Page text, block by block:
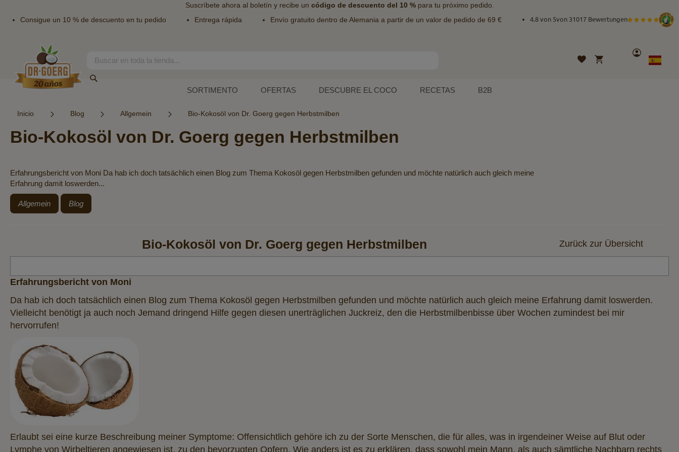
Suscríbete ahora al boletín y recibe un código de descuento del 10 %para tu próximo pedido.
Consigue un 10 % de descuento en tu pedido
Entrega rápida Envío gratuito dentro de Alemania a partir de un valor de pedido de 69 € 4.8 von 5von 31017 Bewertungen
contenido
Search
Lista
Mi cesta
Cuenta
Lenguaje
Spanish
SORTIMENTO OFERTAS DESCUBRE EL COCO RECETAS B2B
Inicio Blog Allgemein Bio-Kokosöl von Dr. Goerg gegen Herbstmilben
Bio-Kokosöl von Dr. Goerg gegen Herbstmilben
Erfahrungsbericht von Moni Da hab ich doch tatsächlich einen Blog zum Thema Kokosöl gegen Herbstmilben gefunden und möchte natürlich auch gleich meine
Erfahrung damit loswerden...
Allgemein Blog
Bio-Kokosöl von Dr. Goerg gegen Herbstmilben Zurück zur Übersicht
Erfahrungsbericht von Moni
Da hab ich doch tatsächlich einen Blog zum Thema Kokosöl gegen Herbstmilben gefunden und möchte natürlich auch gleich meine Erfahrung damit loswerden.
Vielleicht benötigt ja auch noch Jemand dringend Hilfe gegen diesen unerträglichen Juckreiz, den die Herbstmilbenbisse über Wochen zumindest bei mir
hervorrufen!
Erlaubt sei eine kurze Beschreibung meiner Symptome: Offensichtlich gehöre ich zu der Sorte Menschen, die für alles, was in irgendeiner Weise auf Blut oder
Lymphe von Wirbeltieren angewiesen ist, zu den bevorzugten Opfern. Wie anders ist es zu erklären, dass sowohl mein Mann, als auch sämtliche Nachbarn rechts